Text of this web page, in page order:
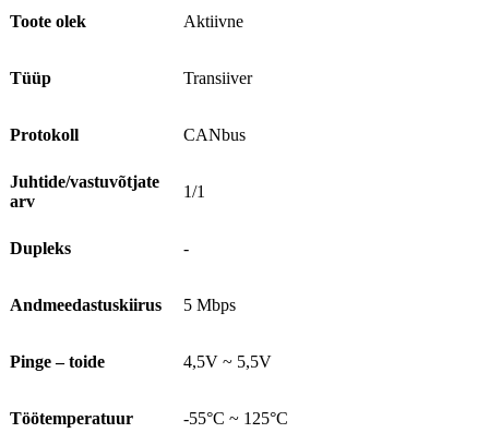
Toote olek Aktiivne
Tüüp Transiiver
Protokoll CANbus
Juhtide/vastuvõtjate
arv
1/1
Dupleks -
Andmeedastuskiirus 5 Mbps
Pinge – toide 4,5V ~ 5,5V
Töötemperatuur -55°C ~ 125°C